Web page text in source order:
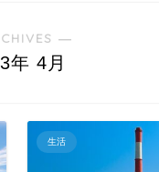
―
年 4月
生活